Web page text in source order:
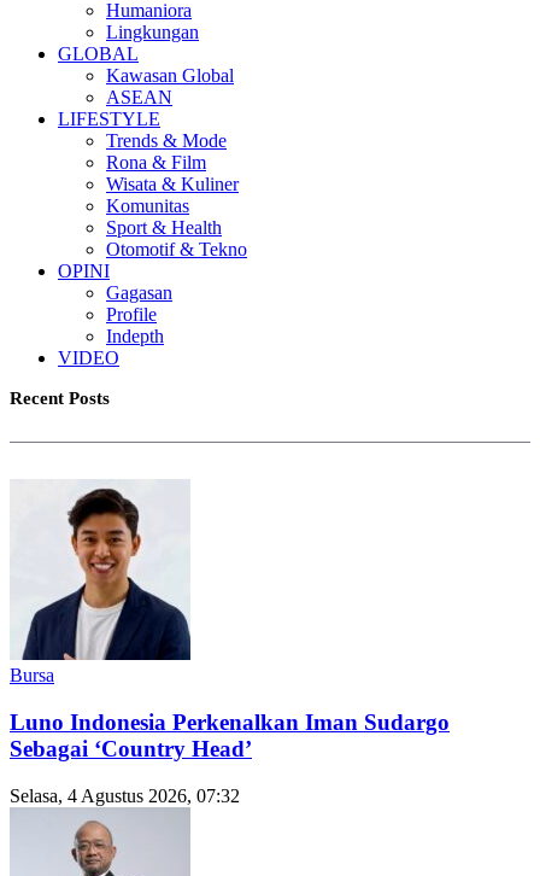
Humaniora
Lingkungan
GLOBAL
Kawasan Global
ASEAN
LIFESTYLE
Trends & Mode
Rona & Film
Wisata & Kuliner
Komunitas
Sport & Health
Otomotif & Tekno
OPINI
Gagasan
Profile
Indepth
VIDEO
Recent Posts
Bursa
Luno Indonesia Perkenalkan Iman Sudargo
Sebagai ‘Country Head’
Selasa, 4 Agustus 2026, 07:32